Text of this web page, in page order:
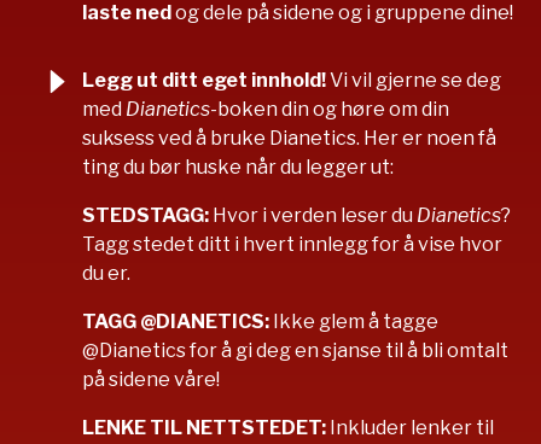
laste nedog dele på sidene og i gruppene dine!
Legg ut ditt eget innhold!Vi vil gjerne se deg
med Dianetics-boken din og høre om din
suksess ved å bruke Dianetics. Her er noen få
ting du bør huske når du legger ut:
STEDSTAGG: Hvor i verden leser du Dianetics?
Tagg stedet ditt i hvert innlegg for å vise hvor
du er.
TAGG @DIANETICS: Ikke glem å tagge
@Dianetics for å gi deg en sjanse til å bli omtalt
på sidene våre!
LENKE TIL NETTSTEDET: Inkluder lenker til